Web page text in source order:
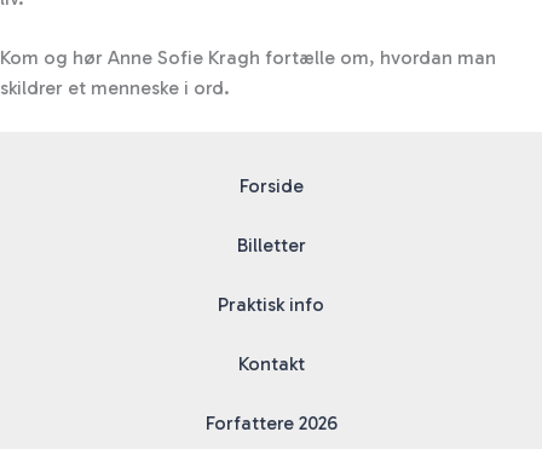
Kom og hør Anne Sofie Kragh fortælle om, hvordan man
skildrer et menneske i ord.
Forside
Billetter
Praktisk info
Kontakt
Forfattere 2026